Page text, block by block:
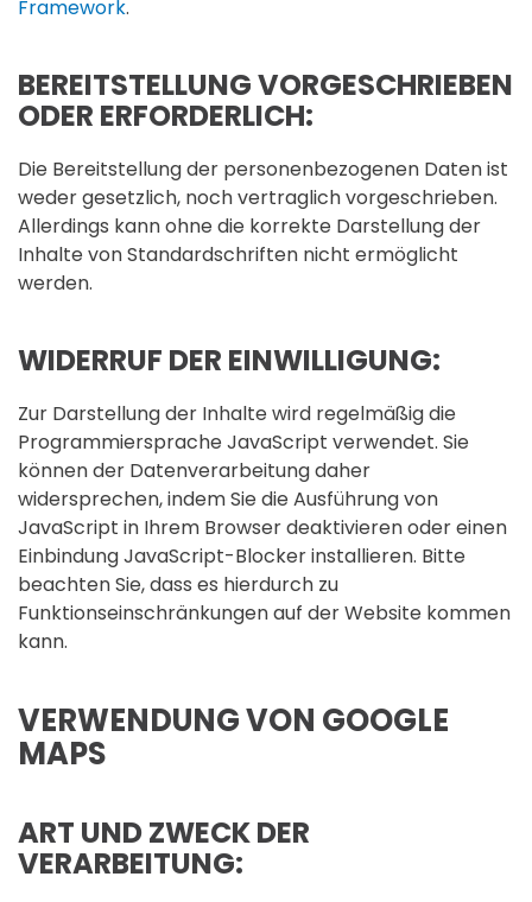
Framework.
BEREITSTELLUNG VORGESCHRIEBEN
ODER ERFORDERLICH:
Die Bereitstellung der personenbezogenen Daten ist
weder gesetzlich, noch vertraglich vorgeschrieben.
Allerdings kann ohne die korrekte Darstellung der
Inhalte von Standardschriften nicht ermöglicht
werden.
WIDERRUF DER EINWILLIGUNG:
Zur Darstellung der Inhalte wird regelmäßig die
Programmiersprache JavaScript verwendet. Sie
können der Datenverarbeitung daher
widersprechen, indem Sie die Ausführung von
JavaScript in Ihrem Browser deaktivieren oder einen
Einbindung JavaScript-Blocker installieren. Bitte
beachten Sie, dass es hierdurch zu
Funktionseinschränkungen auf der Website kommen
kann.
VERWENDUNG VON GOOGLE
MAPS
ART UND ZWECK DER
VERARBEITUNG: